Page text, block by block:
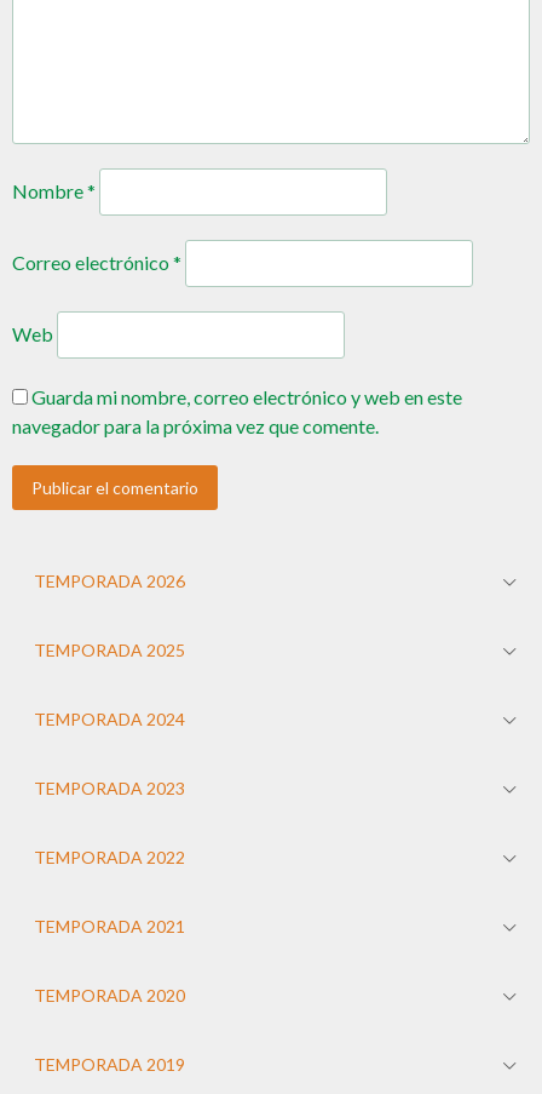
Nombre*
Correo electrónico*
Web
Guarda mi nombre, correo electrónico y web en este
navegador para la próxima vez que comente.
TEMPORADA 2026
TEMPORADA 2025
TEMPORADA 2024
TEMPORADA 2023
TEMPORADA 2022
TEMPORADA 2021
TEMPORADA 2020
TEMPORADA 2019